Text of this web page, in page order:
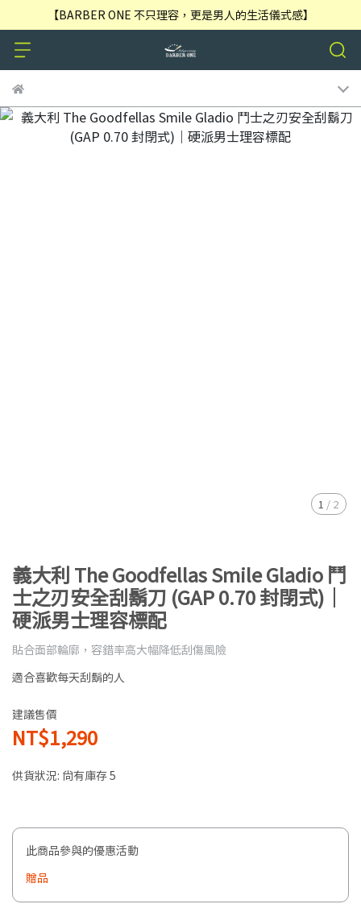
【BARBER ONE 不只理容，更是男人的生活儀式感】
1 / 2
義大利 The Goodfellas Smile Gladio 鬥
士之刃安全刮鬍刀 (GAP 0.70 封閉式)｜
硬派男士理容標配
貼合面部輪廓，容錯率高大幅降低刮傷風險
適合喜歡每天刮鬍的人
建議售價
NT$1,290
供貨狀況: 尚有庫存 5
此商品參與的優惠活動
贈品